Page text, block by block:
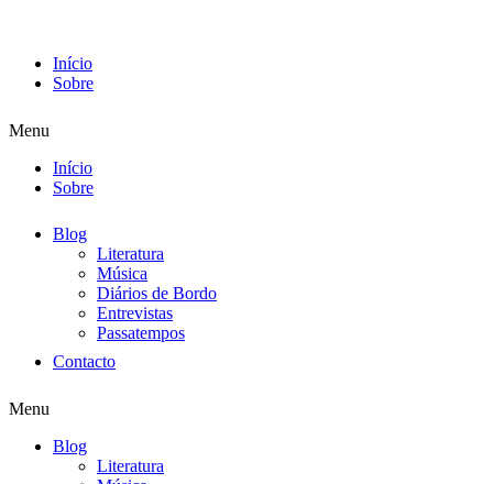
Início
Sobre
Menu
Início
Sobre
Blog
Literatura
Música
Diários de Bordo
Entrevistas
Passatempos
Contacto
Menu
Blog
Literatura